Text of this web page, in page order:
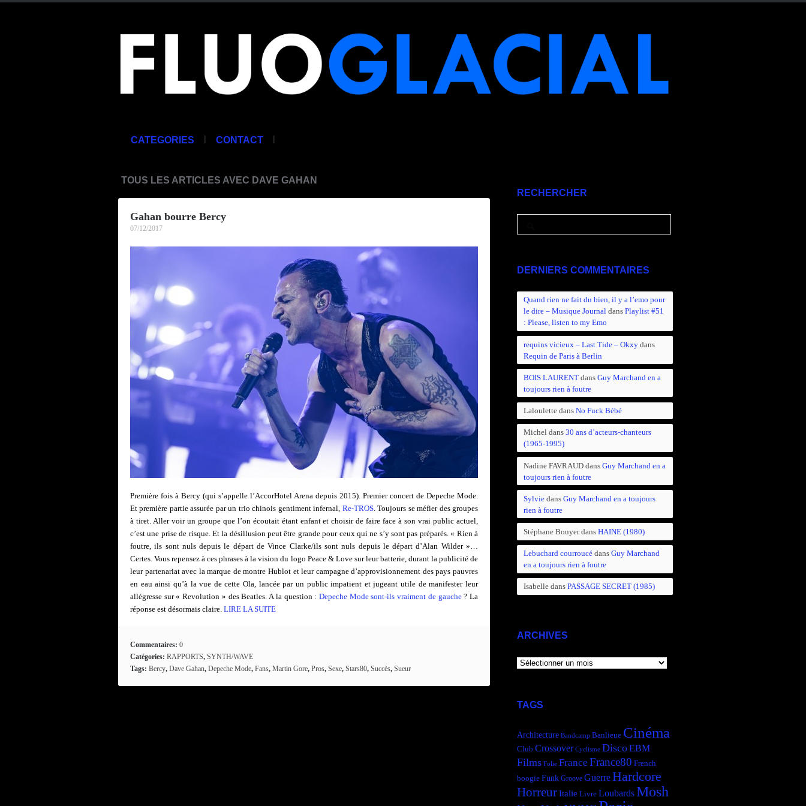
CATEGORIES | CONTACT |
TOUS LES ARTICLES AVEC DAVE GAHAN
Gahan bourre Bercy
07/12/2017
Première fois à Bercy (qui s’appelle l’AccorHotel Arena depuis 2015). Premier concert de Depeche Mode.
Et première partie assurée par un trio chinois gentiment infernal, Re-TROS. Toujours se méfier des groupes
à tiret. Aller voir un groupe que l’on écoutait étant enfant et choisir de faire face à son vrai public actuel,
c’est une prise de risque. Et la désillusion peut être grande pour ceux qui ne s’y sont pas préparés. « Rien à
foutre, ils sont nuls depuis le départ de Vince Clarke/ils sont nuls depuis le départ d’Alan Wilder »…
Certes. Vous repensez à ces phrases à la vision du logo Peace & Love sur leur batterie, durant la publicité de
leur partenariat avec la marque de montre Hublot et leur campagne d’approvisionnement des pays pauvres
en eau ainsi qu’à la vue de cette Ola, lancée par un public impatient et jugeant utile de manifester leur
allégresse sur « Revolution » des Beatles. A la question : Depeche Mode sont-ils vraiment de gauche? La
réponse est désormais claire. LIRE LA SUITE
Commentaires: 0
Catégories: RAPPORTS, SYNTH/WAVE
Tags: Bercy, Dave Gahan, Depeche Mode, Fans, Martin Gore, Pros, Sexe, Stars80, Succès, Sueur
RECHERCHER
DERNIERS COMMENTAIRES
Quand rien ne fait du bien, il y a l’emo pour
le dire – Musique Journaldans Playlist #51
: Please, listen to my Emo
requins vicieux – Last Tide – Okxydans
Requin de Paris à Berlin
BOIS LAURENTdans Guy Marchand en a
toujours rien à foutre
Laloulettedans No Fuck Bébé
Micheldans 30 ans d’acteurs-chanteurs
(1965-1995)
Nadine FAVRAUDdans Guy Marchand en a
toujours rien à foutre
Sylviedans Guy Marchand en a toujours
rien à foutre
Stéphane Bouyerdans HAINE (1980)
Lebuchard courroucédans Guy Marchand
en a toujours rien à foutre
Isabelledans PASSAGE SECRET (1985)
ARCHIVES
ARCHIVES
TAGS
Architecture Bandcamp Banlieue Cinéma
Club Crossover Cyclisme DiscoEBM
Films Folie France France80 French
boogie Funk Groove GuerreHardcore
HorreurItalie Livre LoubardsMosh